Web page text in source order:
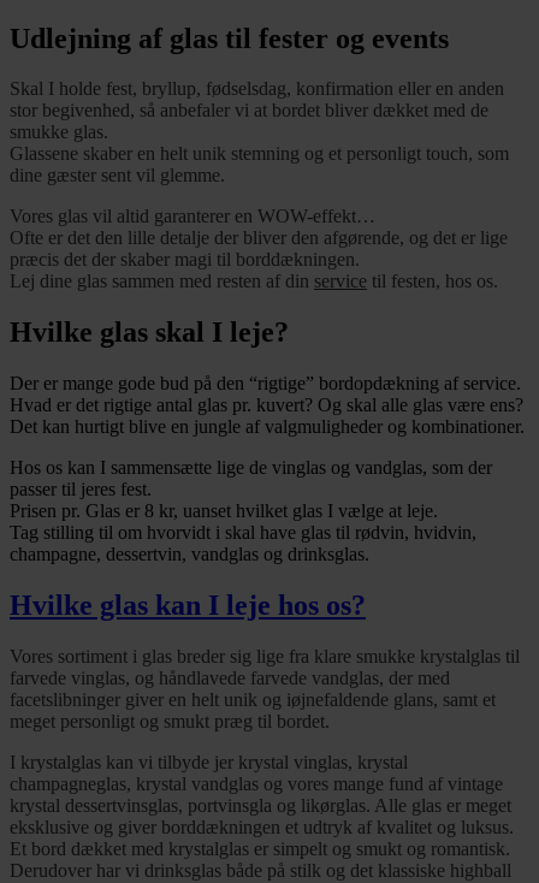
Udlejning af glas til fester og events
Skal I holde fest, bryllup, fødselsdag, konfirmation eller en anden
stor begivenhed, så anbefaler vi at bordet bliver dækket med de
smukke glas.
Glassene skaber en helt unik stemning og et personligt touch, som
dine gæster sent vil glemme.
Vores glas vil altid garanterer en WOW-effekt…
Ofte er det den lille detalje der bliver den afgørende, og det er lige
præcis det der skaber magi til borddækningen.
Lej dine glas sammen med resten af din service til festen, hos os.
Hvilke glas skal I leje?
Der er mange gode bud på den “rigtige” bordopdækning af service.
Hvad er det rigtige antal glas pr. kuvert? Og skal alle glas være ens?
Det kan hurtigt blive en jungle af valgmuligheder og kombinationer.
Hos os kan I sammensætte lige de vinglas og vandglas, som der
passer til jeres fest.
Prisen pr. Glas er 8 kr, uanset hvilket glas I vælge at leje.
Tag stilling til om hvorvidt i skal have glas til rødvin, hvidvin,
champagne, dessertvin, vandglas og drinksglas.
Hvilke glas kan I leje hos os?
Vores sortiment i glas breder sig lige fra klare smukke krystalglas til
farvede vinglas, og håndlavede farvede vandglas, der med
facetslibninger giver en helt unik og iøjnefaldende glans, samt et
meget personligt og smukt præg til bordet.
I krystalglas kan vi tilbyde jer krystal vinglas, krystal
champagneglas, krystal vandglas og vores mange fund af vintage
krystal dessertvinsglas, portvinsgla og likørglas. Alle glas er meget
eksklusive og giver borddækningen et udtryk af kvalitet og luksus.
Et bord dækket med krystalglas er simpelt og smukt og romantisk.
Derudover har vi drinksglas både på stilk og det klassiske highball